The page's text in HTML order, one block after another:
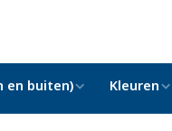
en buiten) Kleuren